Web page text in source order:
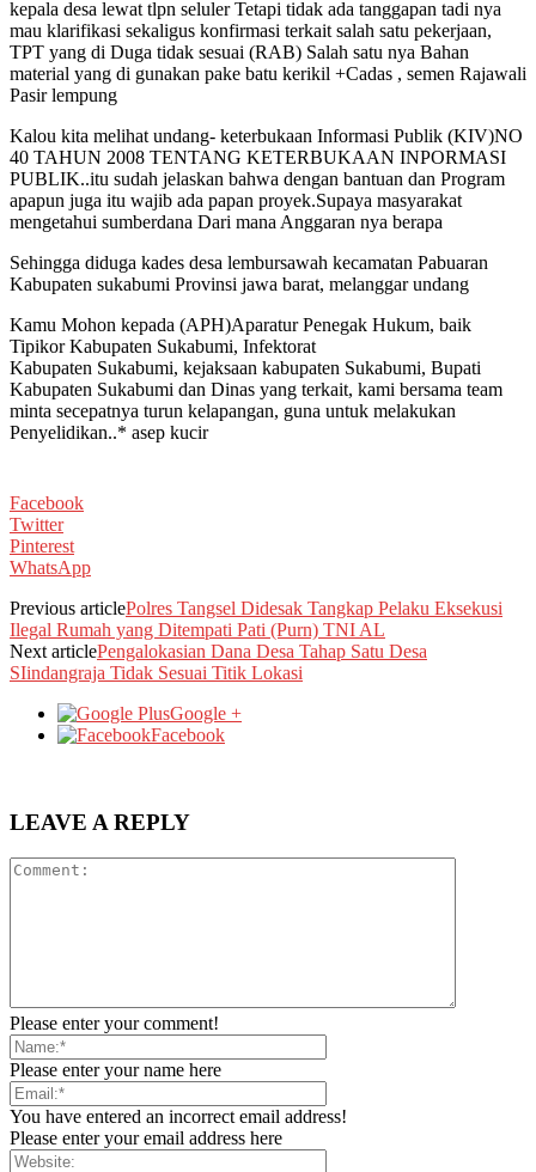
kepala desa lewat tlpn seluler Tetapi tidak ada tanggapan tadi nya
mau klarifikasi sekaligus konfirmasi terkait salah satu pekerjaan,
TPT yang di Duga tidak sesuai (RAB) Salah satu nya Bahan
material yang di gunakan pake batu kerikil +Cadas , semen Rajawali
Pasir lempung
Kalou kita melihat undang- keterbukaan Informasi Publik (KIV)NO
40 TAHUN 2008 TENTANG KETERBUKAAN INPORMASI
PUBLIK..itu sudah jelaskan bahwa dengan bantuan dan Program
apapun juga itu wajib ada papan proyek.Supaya masyarakat
mengetahui sumberdana Dari mana Anggaran nya berapa
Sehingga diduga kades desa lembursawah kecamatan Pabuaran
Kabupaten sukabumi Provinsi jawa barat, melanggar undang
Kamu Mohon kepada (APH)Aparatur Penegak Hukum, baik
Tipikor Kabupaten Sukabumi, Infektorat
Kabupaten Sukabumi, kejaksaan kabupaten Sukabumi, Bupati
Kabupaten Sukabumi dan Dinas yang terkait, kami bersama team
minta secepatnya turun kelapangan, guna untuk melakukan
Penyelidikan..* asep kucir
Facebook
Twitter
Pinterest
WhatsApp
Previous articlePolres Tangsel Didesak Tangkap Pelaku Eksekusi
Ilegal Rumah yang Ditempati Pati (Purn) TNI AL
Next articlePengalokasian Dana Desa Tahap Satu Desa
SIindangraja Tidak Sesuai Titik Lokasi
Google +
Facebook
LEAVE A REPLY
Please enter your comment!
Please enter your name here
You have entered an incorrect email address!
Please enter your email address here